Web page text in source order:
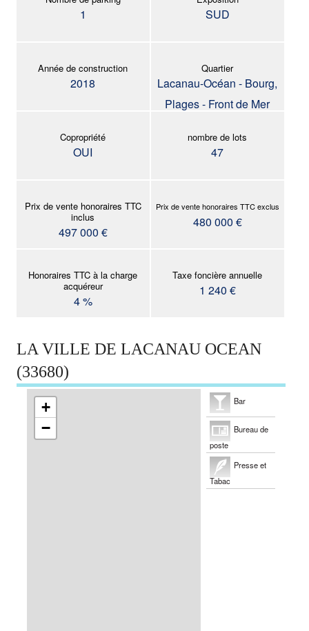
1 SUD
Année de construction
2018
Quartier
Lacanau-Océan - Bourg,
Plages - Front de Mer
Copropriété
OUI
nombre de lots
47
Prix de vente honoraires TTC
inclus
497 000 €
Prix de vente honoraires TTC exclus
480 000 €
Honoraires TTC à la charge
acquéreur
4 %
Taxe foncière annuelle
1 240 €
LA VILLE DE LACANAU OCEAN
(33680)
+
−
Bar
Bureau de
poste
Presse et
Tabac